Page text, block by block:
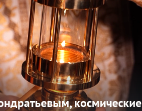
космические